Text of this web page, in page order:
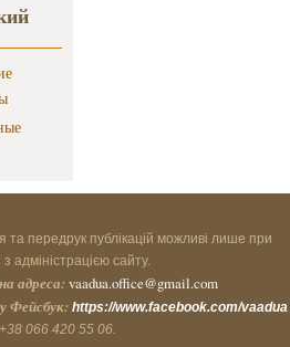
та передрук публікацій можливі лише при
адміністрацією сайту.
адреса: vaadua.office@gmail.com
Фейсбук: https://www.facebook.com/vaadua
+38 066 420 55 06.